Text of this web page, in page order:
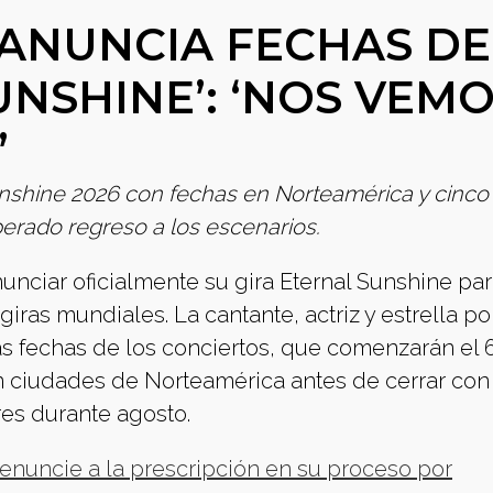
FECHAS
‘NOS
2026 con fechas en Norteamérica y cinco
regreso a los escenarios.
oficialmente su gira Eternal Sunshine
mundiales. La cantante, actriz y estrella
fechas de los conciertos, que comenzarán el
de Norteamérica antes de cerrar
durante agosto.
a la prescripción en su proceso por